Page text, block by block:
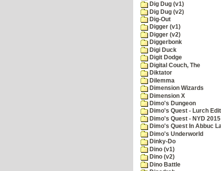
Dig Dug (v1)
Dig Dug (v2)
Dig-Out
Digger (v1)
Digger (v2)
Diggerbonk
Digi Duck
Digit Dodge
Digital Couch, The
Diktator
Dilemma
Dimension Wizards
Dimension X
Dimo's Dungeon
Dimo's Quest - Lurch
Dimo's Quest - NYD
Dimo's Quest In Abbuc
Dimo's Underworld
Dinky-Do
Dino (v1)
Dino (v2)
Dino Battle